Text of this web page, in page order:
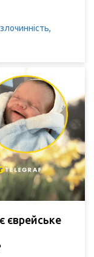
злочинність,
єврейське